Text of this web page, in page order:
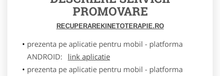
PROMOVARE
RECUPERAREKINETOTERAPIE.RO
prezenta pe aplicatie pentru mobil - platforma
ANDROID:
link aplicatie
prezenta pe aplicatie pentru mobil - platforma